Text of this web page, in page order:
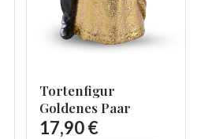
Tortenfigur
Goldenes Paar
17,90 €